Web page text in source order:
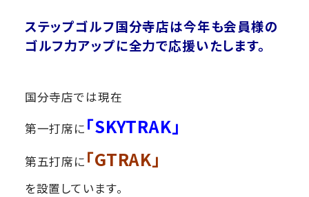
ステップゴルフ国分寺店は今年も会員様の
ゴルフ力アップに全力で応援いたします。
国分寺店では現在
第一打席に 「SKYTRAK」
第五打席に 「GTRAK」
を設置しています。